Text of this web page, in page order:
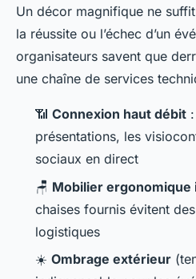
Un décor magnifique ne
la réussite ou l’échec d’un
organisateurs savent que
une chaîne de services
📶 Connexion haut débit
présentations, les
sociaux en direct
🪑 Mobilier ergonomique
chaises fournis évitent
logistiques
☀️ Ombrage extérieur